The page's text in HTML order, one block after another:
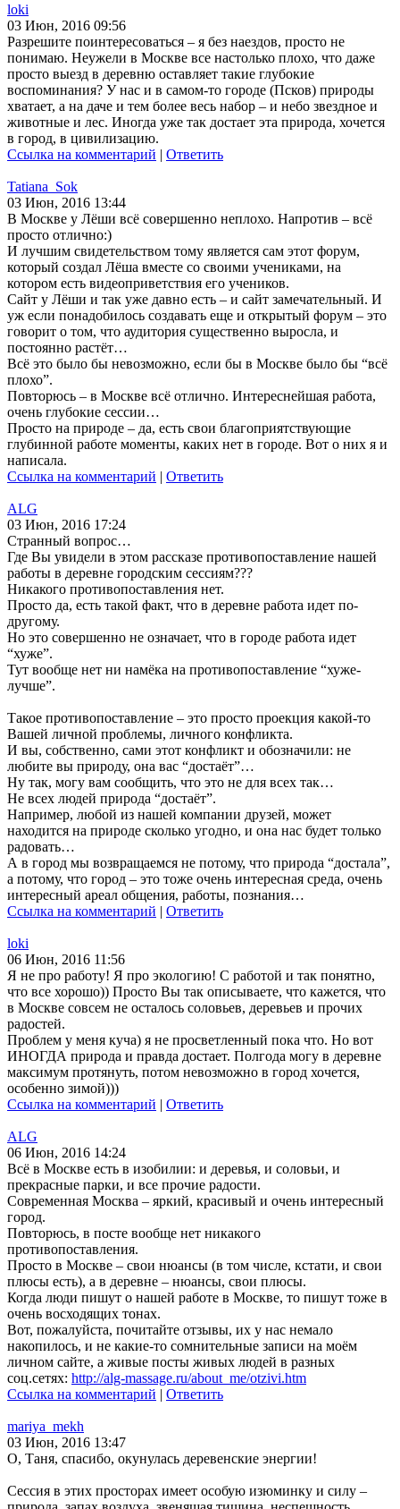
loki
03 Июн, 2016 09:56
Разрешите поинтересоваться – я без наездов, просто не
понимаю. Неужели в Москве все настолько плохо, что даже
просто выезд в деревню оставляет такие глубокие
воспоминания? У нас и в самом-то городе (Псков) природы
хватает, а на даче и тем более весь набор – и небо звездное и
животные и лес. Иногда уже так достает эта природа, хочется
в город, в цивилизацию.
Ссылка на комментарий | Ответить
Tatiana_Sok
03 Июн, 2016 13:44
В Москве у Лёши всё совершенно неплохо. Напротив – всё
просто отлично:)
И лучшим свидетельством тому является сам этот форум,
который создал Лёша вместе со своими учениками, на
котором есть видеоприветствия его учеников.
Сайт у Лёши и так уже давно есть – и сайт замечательный. И
уж если понадобилось создавать еще и открытый форум – это
говорит о том, что аудитория существенно выросла, и
постоянно растёт…
Всё это было бы невозможно, если бы в Москве было бы “всё
плохо”.
Повторюсь – в Москве всё отлично. Интереснейшая работа,
очень глубокие сессии…
Просто на природе – да, есть свои благоприятствующие
глубинной работе моменты, каких нет в городе. Вот о них я и
написала.
Ссылка на комментарий | Ответить
ALG
03 Июн, 2016 17:24
Странный вопрос…
Где Вы увидели в этом рассказе противопоставление нашей
работы в деревне городским сессиям???
Никакого противопоставления нет.
Просто да, есть такой факт, что в деревне работа идет по-
другому.
Но это совершенно не означает, что в городе работа идет
“хуже”.
Тут вообще нет ни намёка на противопоставление “хуже-
лучше”.
Такое противопоставление – это просто проекция какой-то
Вашей личной проблемы, личного конфликта.
И вы, собственно, сами этот конфликт и обозначили: не
любите вы природу, она вас “достаёт”…
Ну так, могу вам сообщить, что это не для всех так…
Не всех людей природа “достаёт”.
Например, любой из нашей компании друзей, может
находится на природе сколько угодно, и она нас будет только
радовать…
А в город мы возвращаемся не потому, что природа “достала”,
а потому, что город – это тоже очень интересная среда, очень
интересный ареал общения, работы, познания…
Ссылка на комментарий | Ответить
loki
06 Июн, 2016 11:56
Я не про работу! Я про экологию! С работой и так понятно,
что все хорошо)) Просто Вы так описываете, что кажется, что
в Москве совсем не осталось соловьев, деревьев и прочих
радостей.
Проблем у меня куча) я не просветленный пока что. Но вот
ИНОГДА природа и правда достает. Полгода могу в деревне
максимум протянуть, потом невозможно в город хочется,
особенно зимой)))
Ссылка на комментарий | Ответить
ALG
06 Июн, 2016 14:24
Всё в Москве есть в изобилии: и деревья, и соловьи, и
прекрасные парки, и все прочие радости.
Современная Москва – яркий, красивый и очень интересный
город.
Повторюсь, в посте вообще нет никакого
противопоставления.
Просто в Москве – свои нюансы (в том числе, кстати, и свои
плюсы есть), а в деревне – нюансы, свои плюсы.
Когда люди пишут о нашей работе в Москве, то пишут тоже в
очень восходящих тонах.
Вот, пожалуйста, почитайте отзывы, их у нас немало
накопилось, и не какие-то сомнительные записи на моём
личном сайте, а живые посты живых людей в разных
соц.сетях: http://alg-massage.ru/about_me/otzivi.htm
Ссылка на комментарий | Ответить
mariya_mekh
03 Июн, 2016 13:47
О, Таня, спасибо, окунулась деревенские энергии!
Сессия в этих просторах имеет особую изюминку и силу –